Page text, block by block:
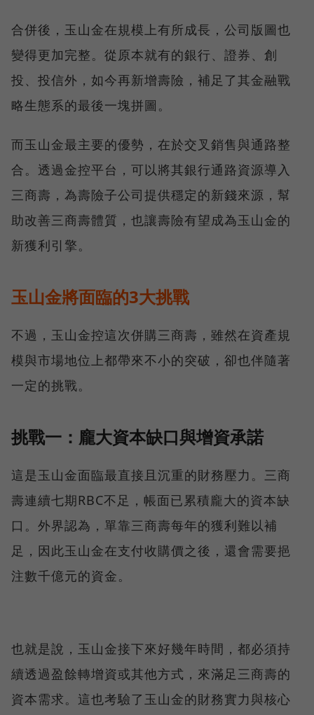
合併後，玉山金在規模上有所成長，公司版圖也
變得更加完整。從原本就有的銀行、證券、創
投、投信外，如今再新增壽險，補足了其金融戰
略生態系的最後一塊拼圖。
而玉山金最主要的優勢，在於交叉銷售與通路整
合。透過金控平台，可以將其銀行通路資源導入
三商壽，為壽險子公司提供穩定的新錢來源，幫
助改善三商壽體質，也讓壽險有望成為玉山金的
新獲利引擎。
玉山金將面臨的3大挑戰
不過，玉山金控這次併購三商壽，雖然在資產規
模與市場地位上都帶來不小的突破，卻也伴隨著
一定的挑戰。
挑戰一：龐大資本缺口與增資承諾
這是玉山金面臨最直接且沉重的財務壓力。三商
壽連續七期RBC不足，帳面已累積龐大的資本缺
口。外界認為，單靠三商壽每年的獲利難以補
足，因此玉山金在支付收購價之後，還會需要挹
注數千億元的資金。
也就是說，玉山金接下來好幾年時間，都必須持
續透過盈餘轉增資或其他方式，來滿足三商壽的
資本需求。這也考驗了玉山金的財務實力與核心